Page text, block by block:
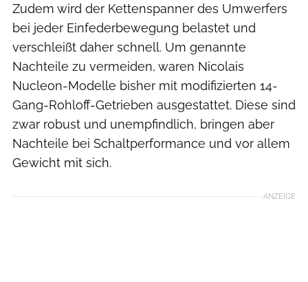
Zudem wird der Kettenspanner des Umwerfers
bei jeder Einfederbewegung belastet und
verschleißt daher schnell. Um genannte
Nachteile zu vermeiden, waren Nicolais
Nucleon-Modelle bisher mit modifizierten 14-
Gang-Rohloff-Getrieben ausgestattet. Diese sind
zwar robust und unempfindlich, bringen aber
Nachteile bei Schaltperformance und vor allem
Gewicht mit sich.
ANZEIGE